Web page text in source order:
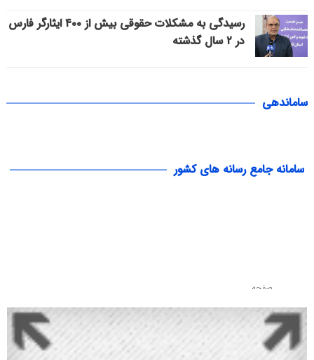
رسیدگی به مشکلات حقوقی بیش از ۴۰۰ ایثارگر فارس
در ۲ سال گذشته
ساماندهی
سامانه جامع رسانه های کشور